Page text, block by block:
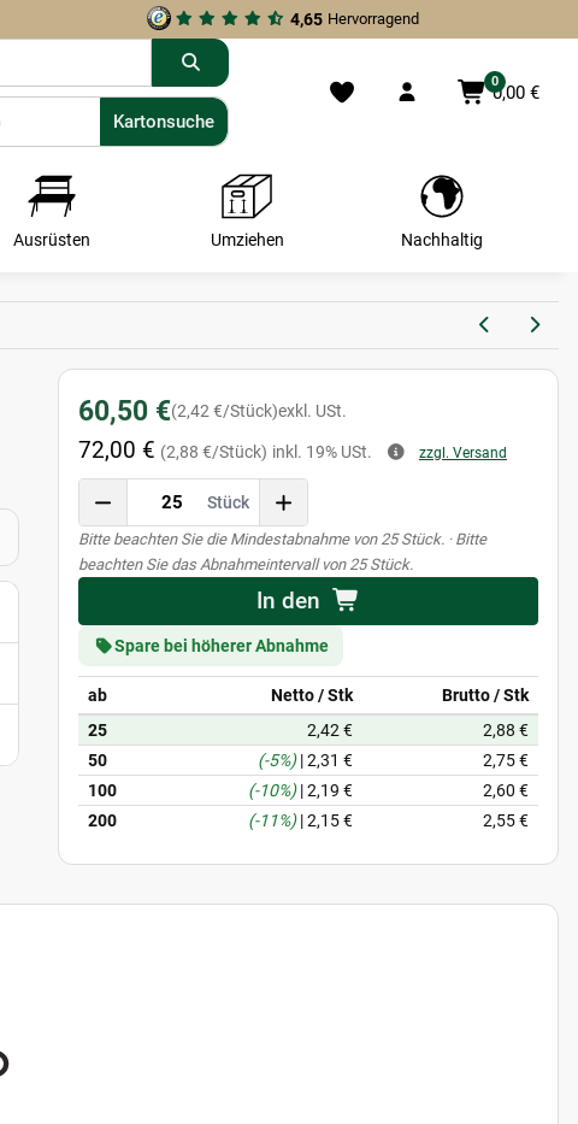
4,65 Hervorragend
0
0,00 €
Kartonsuche
Kartonsuche
Ausrüsten Umziehen Nachhaltig
60,50 €(2,42 €/Stück)exkl. USt.
72,00 € (2,88 €/Stück) inkl. 19% USt. zzgl. Versand
Stück
xBitte beachten Sie die Mindestabnahme von 25 Stück. · Bitte
beachten Sie das Abnahmeintervall von 25 Stück.
In den
Spare bei höherer Abnahme
ab Netto / Stk
Brutto / Stk
25
2,42 €
2,88 €
50
(-5%)|2,31 €
2,75 €
100
(-10%)|2,19 €
2,60 €
200
(-11%)|2,15 € 2,55 €